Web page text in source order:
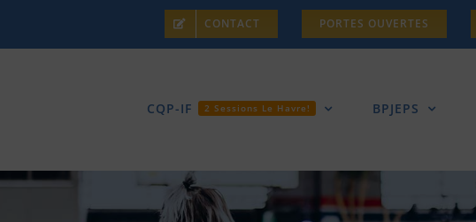
CONTACT PORTES OUVERTES
CQP-IF 2 Sessions Le Havre! BPJEPS